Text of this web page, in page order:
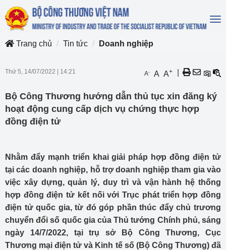
Trang chủ
Tin tức Doanh nghiệp
Thứ 5, 14/07/2022 14:21 A- A A+
Bộ Công Thương hướng dẫn thủ tục xin đăng ký
hoạt động cung cấp dịch vụ chứng thực hợp
đồng điện tử
Nhằm đẩy mạnh triển khai giải pháp hợp đồng điện tử
tại các doanh nghiệp, hỗ trợ doanh nghiệp tham gia vào
việc xây dựng, quản lý, duy trì và vận hành hệ thống
hợp đồng điện tử kết nối với Trục phát triển hợp đồng
điện tử quốc gia, từ đó góp phần thúc đẩy chủ trương
chuyển đổi số quốc gia của Thủ tướng Chính phủ, sáng
ngày 14/7/2022, tại trụ sở Bộ Công Thương, Cục
Thương mại điện tử và Kinh tế số (Bộ Công Thương) đã